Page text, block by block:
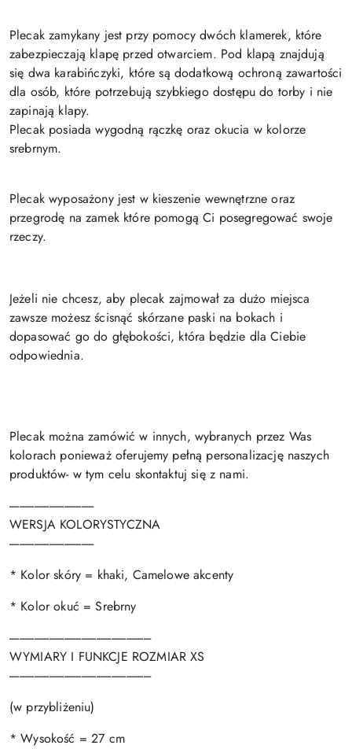
Plecak zamykany jest przy pomocy dwóch klamerek, które
zabezpieczają klapę przed otwarciem. Pod klapą znajdują
się dwa karabińczyki, które są dodatkową ochroną zawartości
dla osób, które potrzebują szybkiego dostępu do torby i nie
zapinają klapy.
Plecak posiada wygodną rączkę oraz okucia w kolorze
srebrnym.
Plecak wyposażony jest w kieszenie wewnętrzne oraz
przegrodę na zamek które pomogą Ci posegregować swoje
rzeczy.
Jeżeli nie chcesz, aby plecak zajmował za dużo miejsca
zawsze możesz ścisnąć skórzane paski na bokach i
dopasować go do głębokości, która będzie dla Ciebie
odpowiednia.
Plecak można zamówić w innych, wybranych przez Was
kolorach ponieważ oferujemy pełną personalizację naszych
produktów- w tym celu skontaktuj się z nami.
----------------------------------
WERSJA KOLORYSTYCZNA
----------------------------------
* Kolor skóry = khaki, Camelowe akcenty
* Kolor okuć = Srebrny
---------------------------------------------------------
WYMIARY I FUNKCJE ROZMIAR XS
---------------------------------------------------------
(w przybliżeniu)
* Wysokość = 27 cm